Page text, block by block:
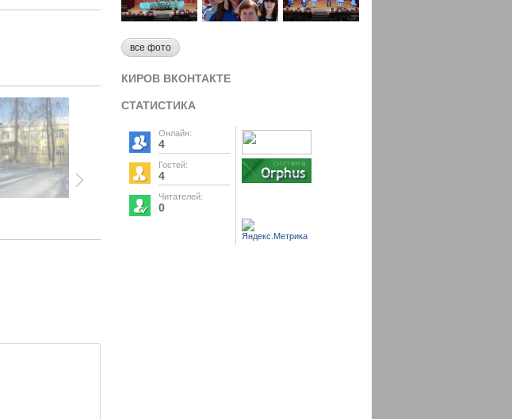
все фото
КИРОВ ВКОНТАКТЕ
СТАТИСТИКА
Онлайн:
4
Гостей:
4
Читателей:
0